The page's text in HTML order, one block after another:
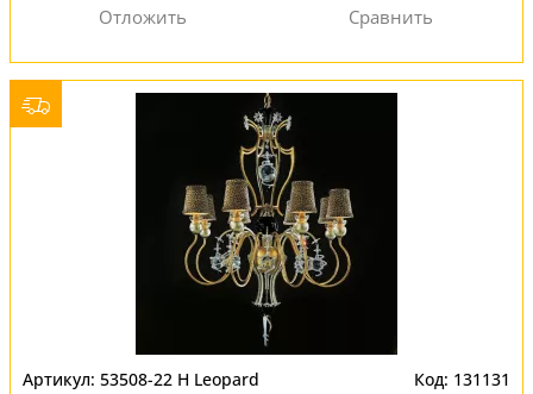
53508-22 H Leopard 131131